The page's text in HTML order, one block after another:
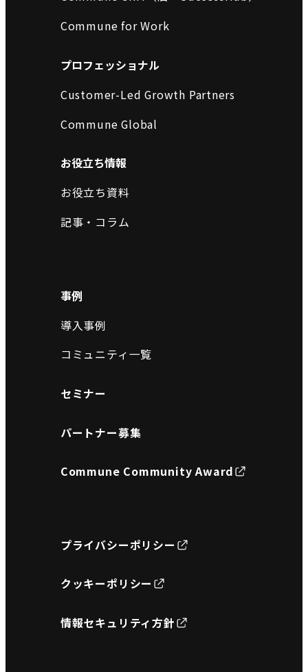
Commune for Work
プロフェッショナル
Customer-Led Growth Partners
Commune Global
お役立ち情報
お役立ち資料
記事・コラム
事例
導入事例
コミュニティ一覧
セミナー
パートナー募集
Commune Community Award
プライバシーポリシー
クッキーポリシー
情報セキュリティ方針